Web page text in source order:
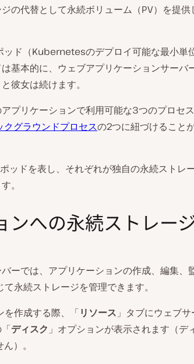
の代替として永続ボリューム（PV）を提供
ッド（Kubernetesのデプロイ可能な最小単
基本的に、ウェブアプリケーションサーバ
彼女は続けます。
プリケーションで利用可能な3つのプロセ
クグラウンドプロセスの2つに紐づけること
ッドを表し、それぞれが独自の永続ストレ
。
ンへの永続ストレー
ーでは、アプリケーションの作成、編集、
永続ストレージを管理できます。
作成する際、「リソース 」タブにウェブサ
ディスク 」オプションが表示されます（デ
）。